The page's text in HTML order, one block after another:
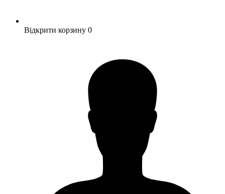
Відкрити корзину 0